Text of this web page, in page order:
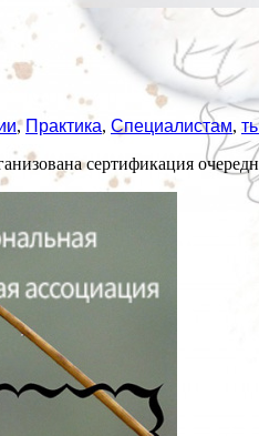
, Практика, Специалистам,
сертификация